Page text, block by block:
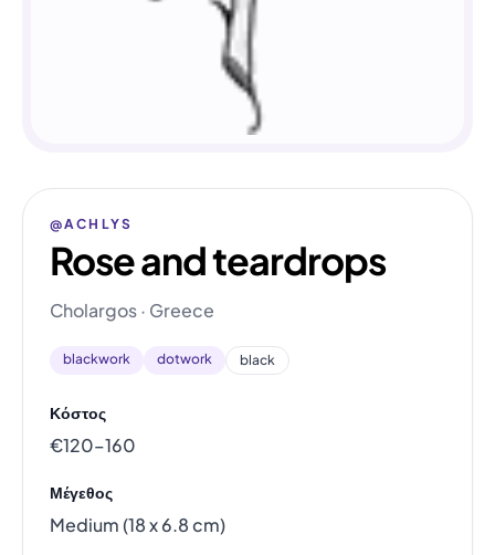
@ACHLYS
Rose and teardrops
Cholargos · Greece
blackwork dotwork black
Κόστος
€120–160
Μέγεθος
Medium (18 x 6.8 cm)